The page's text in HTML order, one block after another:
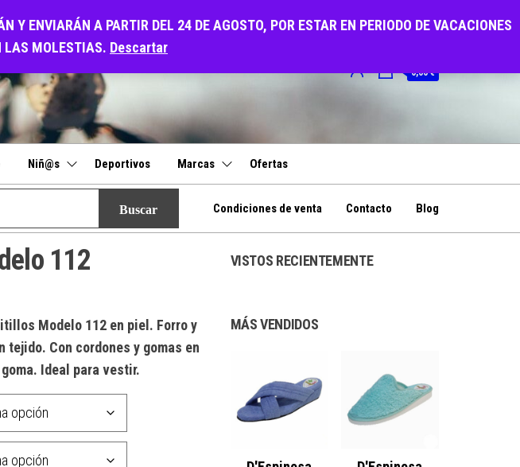
Y ENVIARÁN A PARTIR DEL 24 DE AGOSTO, POR ESTAR EN PERIODO DE VACACIONES
LAS MOLESTIAS. Descartar
0,00 €
Niñ@s Deportivos Marcas Ofertas
Condiciones de venta Contacto Blog
112
Modelo 112 en piel. Forro y
Con cordones y gomas en
Ideal para vestir.
VISTOS RECIENTEMENTE
MÁS VENDIDOS